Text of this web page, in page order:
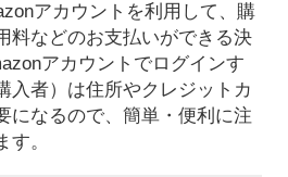
アカウントを利用して、購
料などのお支払いができる決
アカウントでログインす
入者）は住所やクレジットカ
になるので、簡単・便利に注
。